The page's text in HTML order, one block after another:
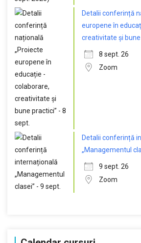
Detalii conferință
europene în
creativitate și bune
8 sept. 26
Zoom
Detalii conferință
„Managementul
9 sept. 26
Zoom